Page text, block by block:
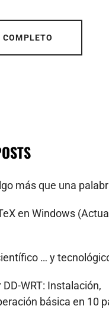
COMPLETO
más que una
en Windows
… y
WRT: Instalación,
básica en 10